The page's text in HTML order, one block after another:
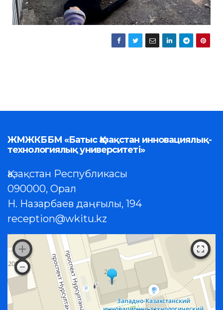
ЖМЖКББМ «Батыс Қазақстан инновациялық-
технологиялық университеті»
Қазақстан Республикасы
090000, Орал
Н. Назарбаев даңғылы, 194
reception@wkitu.kz